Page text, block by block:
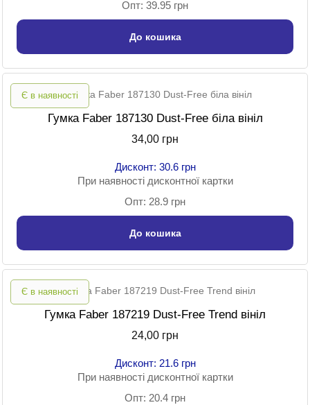
Опт: 39.95 грн
До кошика
Є в наявності
Гумка Faber 187130 Dust-Free біла вініл
34,00 грн
Дисконт: 30.6 грн
При наявності дисконтної картки
Опт: 28.9 грн
До кошика
Є в наявності
Гумка Faber 187219 Dust-Free Trend вініл
24,00 грн
Дисконт: 21.6 грн
При наявності дисконтної картки
Опт: 20.4 грн